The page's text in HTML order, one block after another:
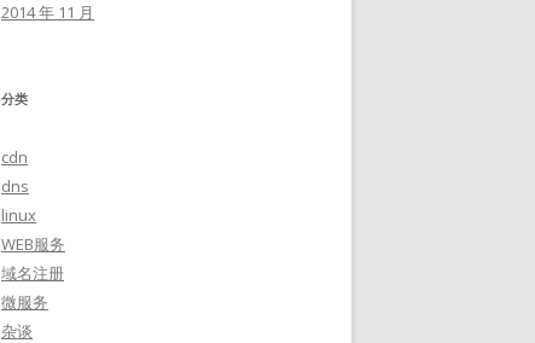
2014 年 11 月
分类
cdn
dns
linux
WEB服务
域名注册
微服务
杂谈